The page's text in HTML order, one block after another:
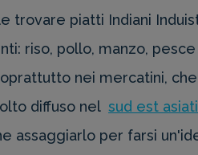
trovare piatti Indiani
riso, pollo, manzo, pesce
nei mercatini, che
diffuso nel sud est
assaggiarlo per farsi